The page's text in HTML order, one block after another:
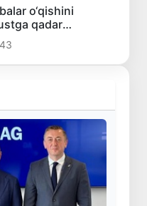
o‘qishini
qadar